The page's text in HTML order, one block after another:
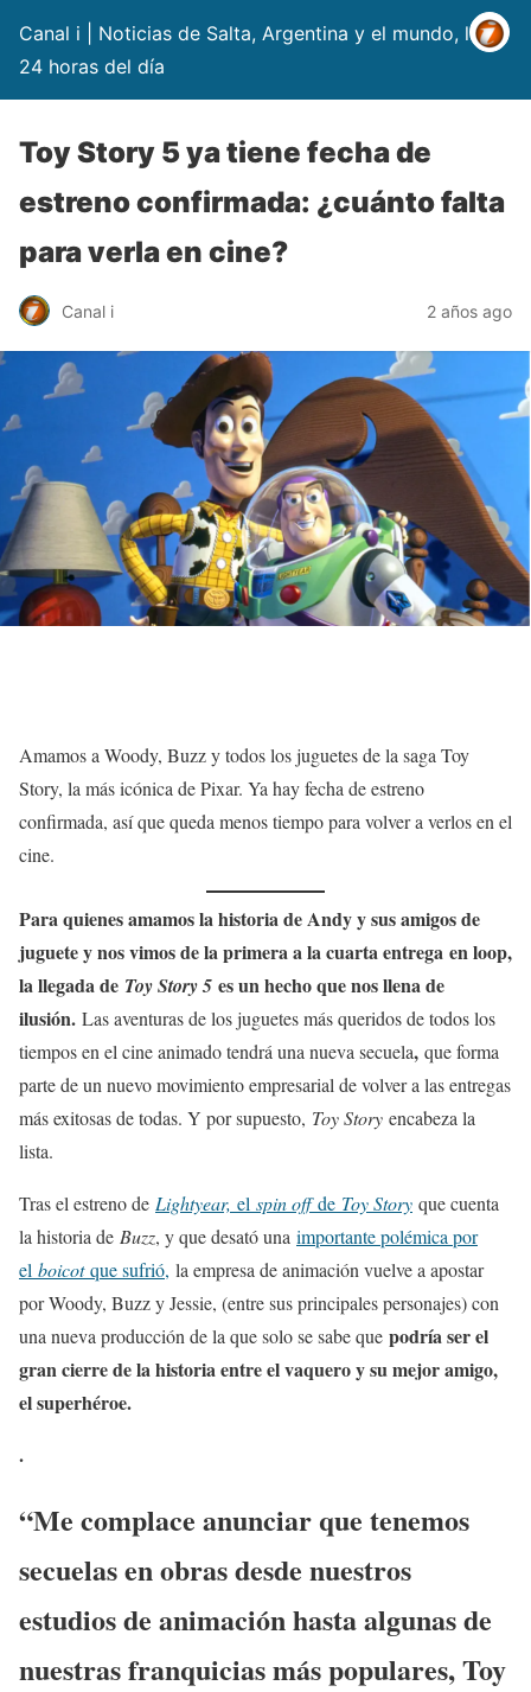
Canal i | Noticias de Salta, Argentina y el mundo, las
24 horas del día
Toy Story 5 ya tiene fecha de
estreno confirmada: ¿cuánto falta
para verla en cine?
Canal i 2 años ago
Amamos a Woody, Buzz y todos los juguetes de la saga Toy
Story, la más icónica de Pixar. Ya hay fecha de estreno
confirmada, así que queda menos tiempo para volver a verlos en el
cine.
Para quienes amamos la historia de Andy y sus amigos de
juguete y nos vimos de la primera a la cuarta entrega en loop,
la llegada de Toy Story 5 es un hecho que nos llena de
ilusión. Las aventuras de los juguetes más queridos de todos los
tiempos en el cine animado tendrá una nueva secuela, que forma
parte de un nuevo movimiento empresarial de volver a las entregas
más exitosas de todas. Y por supuesto, Toy Story encabeza la
lista.
Tras el estreno de Lightyear, el spin offde Toy Story que cuenta
la historia de Buzz, y que desató una importante polémica por
el boicotque sufrió, la empresa de animación vuelve a apostar
por Woody, Buzz y Jessie, (entre sus principales personajes) con
una nueva producción de la que solo se sabe que podría ser el
gran cierre de la historia entre el vaquero y su mejor amigo,
el superhéroe.
.
“Me complace anunciar que tenemos
secuelas en obras desde nuestros
estudios de animación hasta algunas de
nuestras franquicias más populares, Toy